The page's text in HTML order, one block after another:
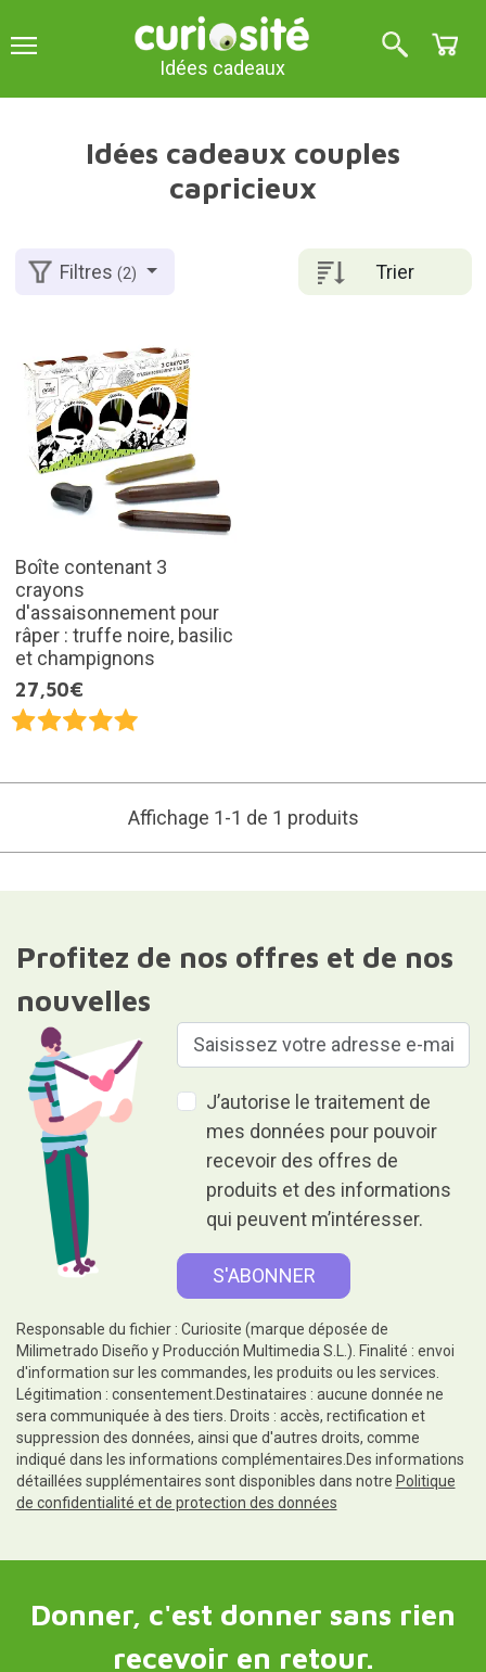
Idées cadeaux
Idées cadeaux couples
capricieux
Trier
Filtres(2)
Boîte contenant 3
crayons
d'assaisonnement pour
râper : truffe noire, basilic
et champignons
27,50€
Affichage 1-1 de 1 produits
Profitez de nos offres et de nos
nouvelles
J’autorise le traitement de
mes données pour pouvoir
recevoir des offres de
produits et des informations
qui peuvent m’intéresser.
Responsable du fichier : Curiosite (marque déposée de
Milimetrado Diseño y Producción Multimedia S.L.). Finalité : envoi
d'information sur les commandes, les produits ou les services.
Légitimation : consentement.Destinataires : aucune donnée ne
sera communiquée à des tiers. Droits : accès, rectification et
suppression des données, ainsi que d'autres droits, comme
indiqué dans les informations complémentaires.Des informations
détaillées supplémentaires sont disponibles dans notre Politique
de confidentialité et de protection des données
Donner, c'est donner sans rien
recevoir en retour.